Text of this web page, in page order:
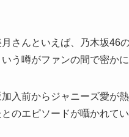
月さんといえば、乃木坂46
う噂がファンの間で密か
加入前からジャニーズ愛が
のエピソードが囁かれてい